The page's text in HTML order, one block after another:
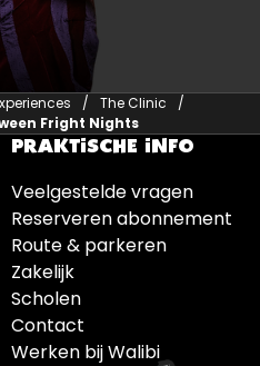
The Clinic
Fright Nights
PRAKTISCHE INFO
Veelgestelde vragen
Reserveren abonnement
Route & parkeren
Zakelijk
Scholen
Contact
Werken bij Walibi